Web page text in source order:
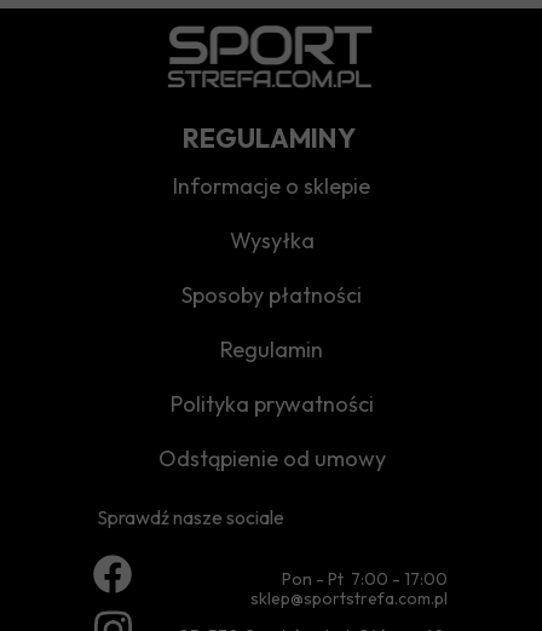
Pon - Pt 7:00 - 17:00
sklep@sportstrefa.com.pl
Sprawdź nasze sociale
REGULAMINY
Odstąpienie od umowy
Polityka prywatności
Regulamin
Sposoby płatności
Wysyłka
Informacje o sklepie